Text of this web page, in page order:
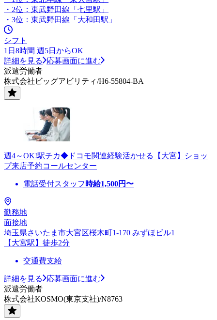
・2位：東武野田線「七里駅」
・3位：東武野田線「大和田駅」
シフト
1日8時間 週5日からOK
詳細を見る
応募画面に進む
派遣労働者
株式会社ビッグアビリティ/H6-55804-BA
週4～OK!駅チカ◆ドコモ関連経験活かせる【大宮】ショッ
プ来店予約コールセンター
電話受付スタッフ 時給1,500円〜
勤務地
面接地
埼玉県さいたま市大宮区桜木町1-170 みずほビル1
【大宮駅】徒歩2分
交通費支給
詳細を見る
応募画面に進む
派遣労働者
株式会社KOSMO(東京支社)/N8763